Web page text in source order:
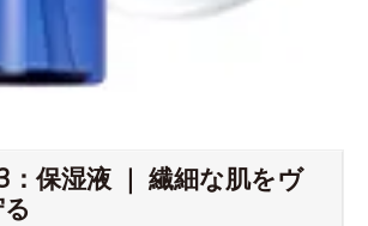
保湿液 ｜ 繊細な肌をヴ